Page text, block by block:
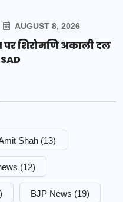
AUGUST 8, 2026
पर शिरोमणि अकाली दल
Shah (13)
(12)
BJP News (19)